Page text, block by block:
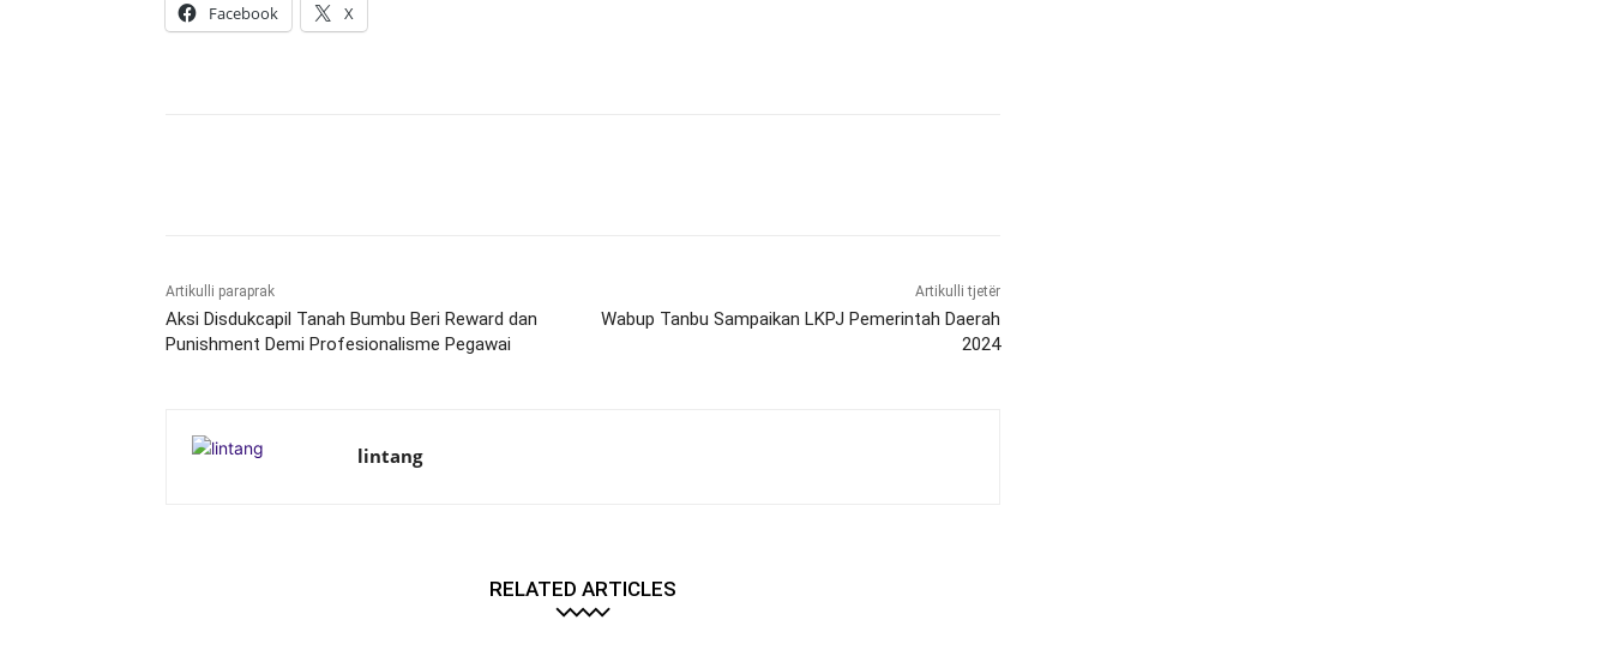
Facebook X
Artikulli paraprak
Aksi Disdukcapil Tanah Bumbu Beri Reward dan
Punishment Demi Profesionalisme Pegawai
Artikulli tjetër
Wabup Tanbu Sampaikan LKPJ Pemerintah Daerah
2024
lintang
RELATED ARTICLES